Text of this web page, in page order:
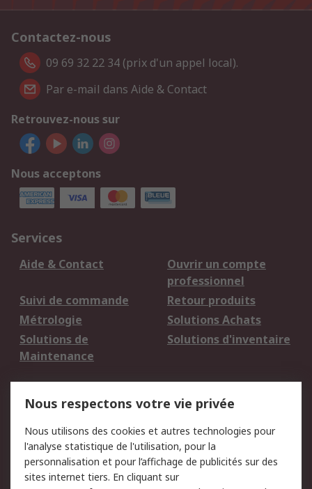
Contactez-nous
09 69 32 22 34 (prix d'un appel local).
Par e-mail dans Aide & Contact
Retrouvez-nous sur
Nous acceptons
Services
Aide & Contact
Ouvrir un compte
professionnel
Suivi de commande
Retour produits
Métrologie
Solutions Achats
Solutions de
Maintenance
Solutions d'inventaire
du site
Politique de protection
des données - Mise à
Sécurité des E-mails
Nous respectons votre vie privée
Nous utilisons des cookies et autres technologies pour
l'analyse statistique de l'utilisation, pour la
personnalisation et pour l’affichage de publicités sur des
sites internet tiers. En cliquant sur